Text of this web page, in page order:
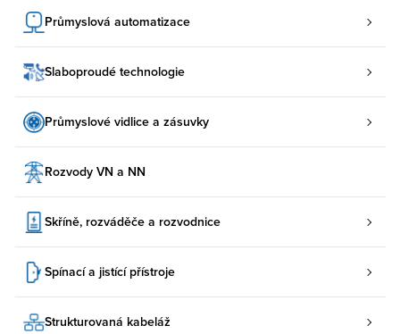
Průmyslová automatizace
Slaboproudé technologie
Průmyslové vidlice a zásuvky
Rozvody VN a NN
Skříně, rozváděče a rozvodnice
Spínací a jistící přístroje
Strukturovaná kabeláž